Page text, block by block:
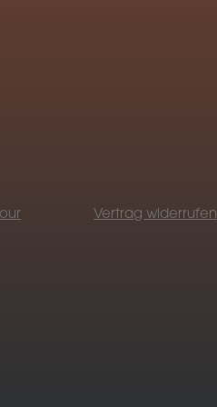
Vertrag widerrufen